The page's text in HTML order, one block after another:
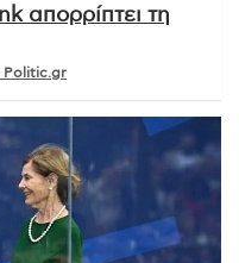
απορρίπτει τη
Politic.gr